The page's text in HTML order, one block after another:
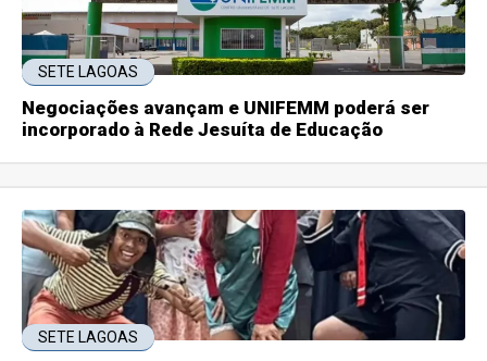
SETE LAGOAS
Negociações avançam e UNIFEMM poderá ser
incorporado à Rede Jesuíta de Educação
SETE LAGOAS